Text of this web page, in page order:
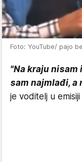
Foto: YouTube/ pajo
"Na kraju nisam
sam najmlađi, a
je voditelj u